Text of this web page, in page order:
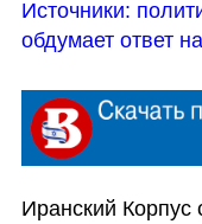
Источники:
обдумает ответ
Иранский